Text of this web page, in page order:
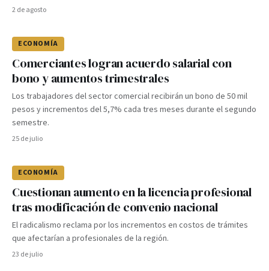
2 de agosto
ECONOMÍA
Comerciantes logran acuerdo salarial con
bono y aumentos trimestrales
Los trabajadores del sector comercial recibirán un bono de 50 mil
pesos y incrementos del 5,7% cada tres meses durante el segundo
semestre.
25 de julio
ECONOMÍA
Cuestionan aumento en la licencia profesional
tras modificación de convenio nacional
El radicalismo reclama por los incrementos en costos de trámites
que afectarían a profesionales de la región.
23 de julio